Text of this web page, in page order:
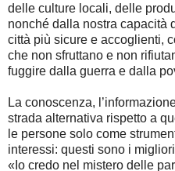
delle culture locali, delle
nonché dalla nostra capacità
città più sicure e accoglienti,
che non sfruttano e non
fuggire dalla guerra e dalla
La conoscenza,
strada alternativa rispetto a
le persone solo come
interessi: questi sono i
«Io credo nel mistero delle